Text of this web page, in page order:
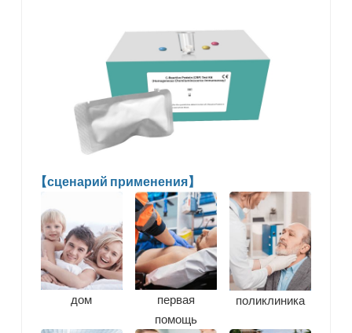
【сценарий применения】
дом
первая
помощь
поликлиника